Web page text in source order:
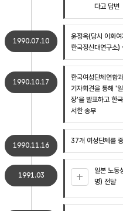
다고 답변
1990.07.10
윤정옥(당시 이화
한국정신대연구소)
1990.10.17
한국여성단체연합
기자회견을 통해 '
장'을 발표하고 한
서한 송부
1990.11.16
37개 여성단체를
1991.03
일본 노동
명) 전달